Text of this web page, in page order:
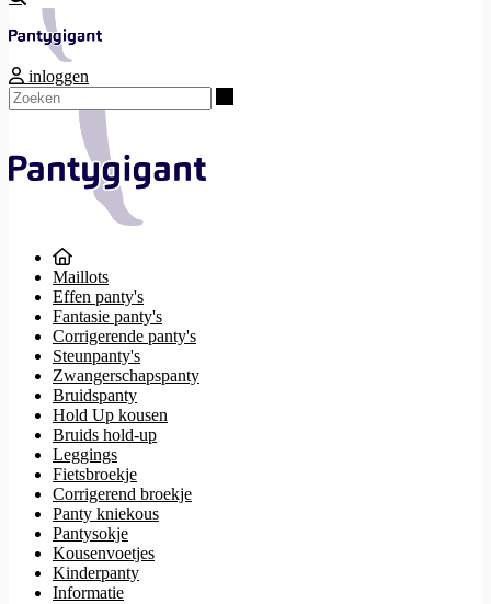
inloggen
Maillots
Effen panty's
Fantasie panty's
Corrigerende panty's
Steunpanty's
Zwangerschapspanty
Bruidspanty
Hold Up kousen
Bruids hold-up
Leggings
Fietsbroekje
Corrigerend broekje
Panty kniekous
Pantysokje
Kousenvoetjes
Kinderpanty
Informatie